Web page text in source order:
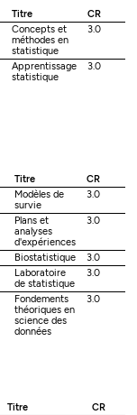
Titre
CR
Concepts et
méthodes en
statistique
3.0
Apprentissage
statistique
3.0
Titre
CR
Modèles de
survie
3.0
Plans et
analyses
d'expériences
3.0
Biostatistique
3.0
Laboratoire
de statistique
3.0
Fondements
théoriques en
science des
données
3.0
Titre
CR